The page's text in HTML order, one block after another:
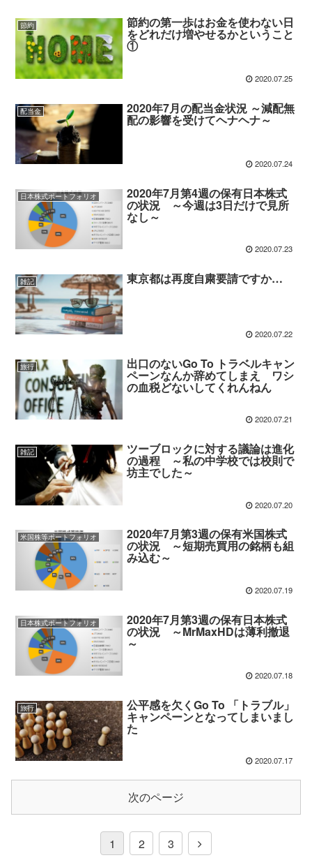
節約 節約の第一歩はお金を使わない日
をどれだけ増やせるかということ
①
2020.07.25
配当金 2020年7月の配当金状況 ～減配無
配の影響を受けてヘナヘナ～
2020.07.24
日本株式ポートフォリオ 2020年7月第4週の保有日本株式
の状況 ～今週は3日だけで見所
なし～
2020.07.23
雑記 東京都は再度自粛要請ですか…
2020.07.22
旅行 出口のないGo To トラベルキャン
ペーンなんか辞めてしまえ ワシ
の血税どないしてくれんねん
2020.07.21
雑記 ツーブロックに対する議論は進化
の過程 ～私の中学校では校則で
坊主でした～
2020.07.20
米国株等ポートフォリオ 2020年7月第3週の保有米国株式
の状況 ～短期売買用の銘柄も組
み込む～
2020.07.19
日本株式ポートフォリオ 2020年7月第3週の保有日本株式
の状況 ～MrMaxHDは薄利撤退
～
2020.07.18
旅行 公平感を欠くGo To 「トラブル」
キャンペーンとなってしまいまし
た
2020.07.17
次のページ
1 2 3